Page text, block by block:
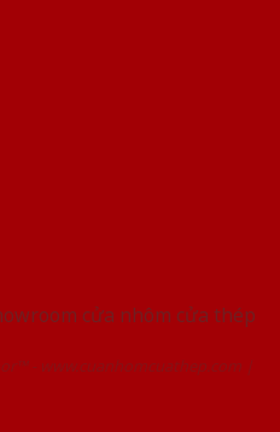
cửa nhôm cửa thép
- www.cuanhomcuathep.com |